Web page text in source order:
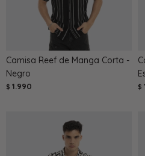
Camisa Reef de Manga Corta -
Negro
$ 1.990 $